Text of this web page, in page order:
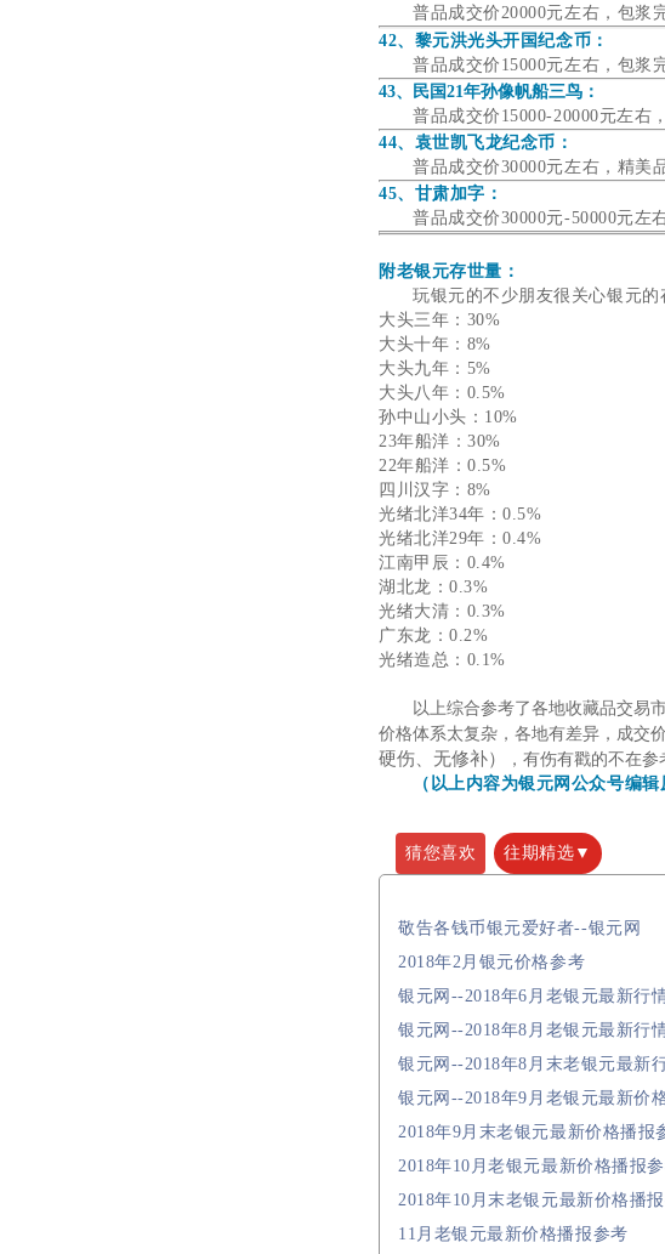
普品成交价20000元左右，包浆
42、黎元洪光头开国纪念币：
普品成交价15000元左右，包浆
43、民国21年孙像帆船三鸟：
普品成交价15000-20000元左右
44、袁世凯飞龙纪念币：
普品成交价30000元左右，精美
45、甘肃加字：
普品成交价30000元-50000元左
附老银元存世量：
玩银元的不少朋友很关心银元
大头三年：30%
大头十年：8%
大头九年：5%
大头八年：0.5%
孙中山小头：10%
23年船洋：30%
22年船洋：0.5%
四川汉字：8%
光绪北洋34年：0.5%
光绪北洋29年：0.4%
江南甲辰：0.4%
湖北龙：0.3%
光绪大清：0.3%
广东龙：0.2%
光绪造总：0.1%
以上综合参考了各地收藏品交易
价格体系太复杂，各地有差异，成交
硬伤、无修补）
，有伤有戳的不在参
（以上内容为银元网公众号编辑
猜您喜欢 往期精选▼
敬告各钱币银元爱好者--银元网
2018年2月银元价格参考
银元网--2018年6月老银元最新行
银元网--2018年8月老银元最新行
银元网--2018年8月末老银元最新
银元网--2018年9月老银元最新价
2018年9月末老银元最新价格播报
2018年10月老银元最新价格播报
2018年10月末老银元最新价格播
11月老银元最新价格播报参考